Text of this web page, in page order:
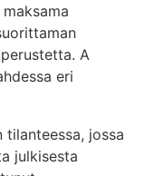
A
eri
tilanteessa, jossa
julkisesta